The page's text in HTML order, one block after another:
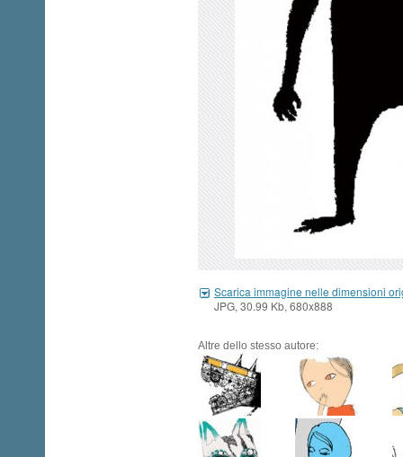
Scarica immagine nelle dimensioni
JPG, 30.99 Kb, 680x888
Altre dello stesso autore: